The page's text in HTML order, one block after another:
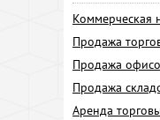
Коммерческая
Продажа
Продажа
Продажа
Аренда